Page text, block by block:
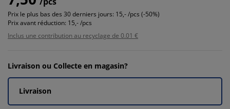
Prix le plus bas des 30 derniers jours: 15,- /pcs (-50%)
Prix avant réduction: 15,- /pcs
Inclus une contribution au recyclage de 0.01 €
Livraison ou Collecte en magasin?
Livraison